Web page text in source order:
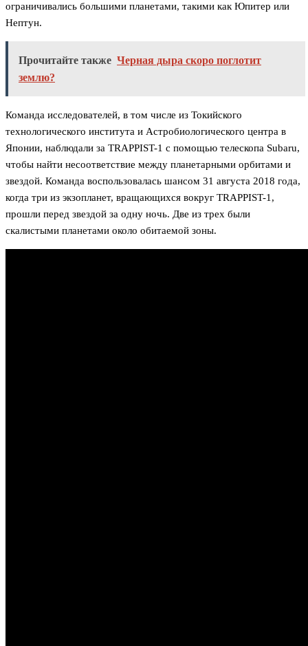
ограничивались большими планетами, такими как Юпитер или
Нептун.
Прочитайте также Черная дыра скоро поглотит
землю?
Команда исследователей, в том числе из Токийского
технологического института и Астробиологического центра в
Японии, наблюдали за TRAPPIST-1 с помощью телескопа Subaru,
чтобы найти несоответствие между планетарными орбитами и
звездой. Команда воспользовалась шансом 31 августа 2018 года,
когда три из экзопланет, вращающихся вокруг TRAPPIST-1,
прошли перед звездой за одну ночь. Две из трех были
скалистыми планетами около обитаемой зоны.